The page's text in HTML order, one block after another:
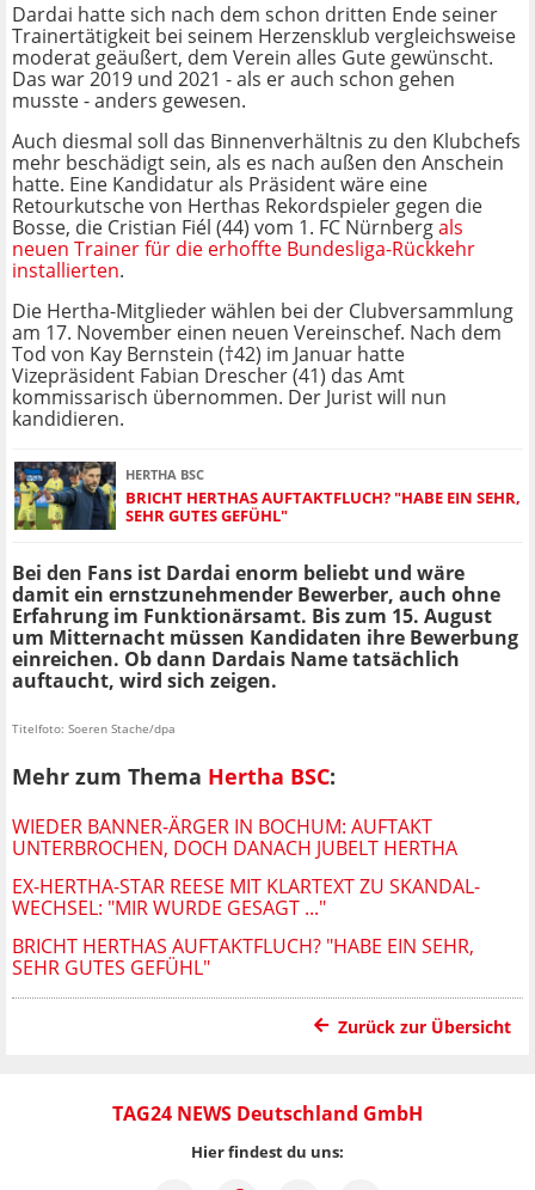
Dardai hatte sich nach dem schon dritten Ende seiner
Trainertätigkeit bei seinem Herzensklub vergleichsweise
moderat geäußert, dem Verein alles Gute gewünscht.
Das war 2019 und 2021 - als er auch schon gehen
musste - anders gewesen.
Auch diesmal soll das Binnenverhältnis zu den Klubchefs
mehr beschädigt sein, als es nach außen den Anschein
hatte. Eine Kandidatur als Präsident wäre eine
Retourkutsche von Herthas Rekordspieler gegen die
Bosse, die Cristian Fiél (44) vom 1. FC Nürnbergals
neuen Trainer für die erhoffte Bundesliga-Rückkehr
installierten.
Die Hertha-Mitglieder wählen bei der Clubversammlung
am 17. November einen neuen Vereinschef. Nach dem
Tod von Kay Bernstein (†42) im Januar hatte
Vizepräsident Fabian Drescher (41) das Amt
kommissarisch übernommen. Der Jurist will nun
kandidieren.
HERTHA BSC
BRICHT HERTHAS AUFTAKTFLUCH? "HABE EIN SEHR,
SEHR GUTES GEFÜHL"
Bei den Fans ist Dardai enorm beliebt und wäre
damit ein ernstzunehmender Bewerber, auch ohne
Erfahrung im Funktionärsamt. Bis zum 15. August
um Mitternacht müssen Kandidaten ihre Bewerbung
einreichen. Ob dann Dardais Name tatsächlich
auftaucht, wird sich zeigen.
Titelfoto: Soeren Stache/dpa
Mehr zum Thema Hertha BSC:
WIEDER BANNER-ÄRGER IN BOCHUM: AUFTAKT
UNTERBROCHEN, DOCH DANACH JUBELT HERTHA
EX-HERTHA-STAR REESE MIT KLARTEXT ZU SKANDAL-
WECHSEL: "MIR WURDE GESAGT ..."
BRICHT HERTHAS AUFTAKTFLUCH? "HABE EIN SEHR,
SEHR GUTES GEFÜHL"
Zurück zur Übersicht
TAG24 NEWS Deutschland GmbH
Hier findest du uns: